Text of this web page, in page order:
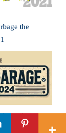
the
the